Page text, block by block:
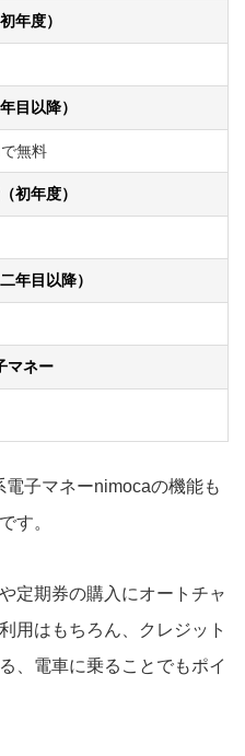
年度）
目以降）
無料
初年度）
年目以降）
マネー
子マネーnimocaの機能も
す。
定期券の購入にオートチャ
用はもちろん、クレジット
、電車に乗ることでもポイ